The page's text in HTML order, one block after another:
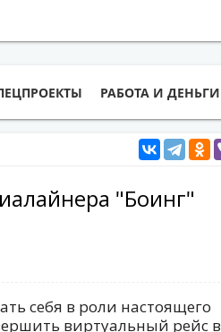
РАБОТА И ДЕНЬГИ
"Боинг"
себя в роли настоящего
виртуальный рейс в